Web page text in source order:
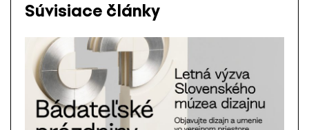
Súvisiace články